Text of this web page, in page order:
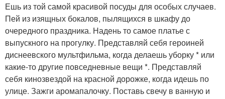
Ешь из той самой красивой посуды для особых случаев.
Пей из изящных бокалов, пылящихся в шкафу до
очередного праздника. Надень то самое платье с
выпускного на прогулку. Представляй себя героиней
диснеевского мультфильма, когда делаешь уборку * или
какие-то другие повседневные вещи *. Представляй
себя кинозвездой на красной дорожке, когда идешь по
улице. Зажги аромапалочку. Поставь свечу в ванную и